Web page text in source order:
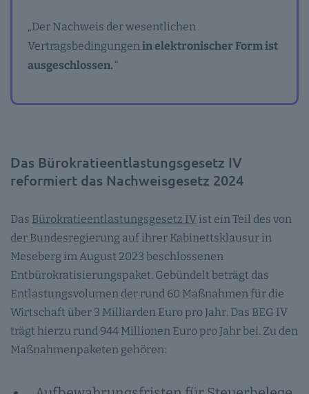
„Der Nachweis der wesentlichen
Vertragsbedingungenin elektronischer Form ist
ausgeschlossen. “
Das Bürokratieentlastungsgesetz IV
reformiert das Nachweisgesetz 2024
Das Bürokratieentlastungsgesetz IV ist ein Teil des von
der Bundesregierung auf ihrer Kabinettsklausur in
Meseberg im August 2023 beschlossenen
Entbürokratisierungspaket. Gebündelt beträgt das
Entlastungsvolumen der rund 60 Maßnahmen für die
Wirtschaft über 3 Milliarden Euro pro Jahr. Das BEG IV
trägt hierzu rund 944 Millionen Euro pro Jahr bei. Zu den
Maßnahmenpaketen gehören: